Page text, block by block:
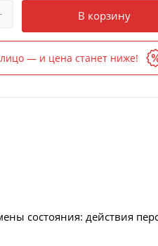
В корзину
— и цена станет ниже!
состояния: действия